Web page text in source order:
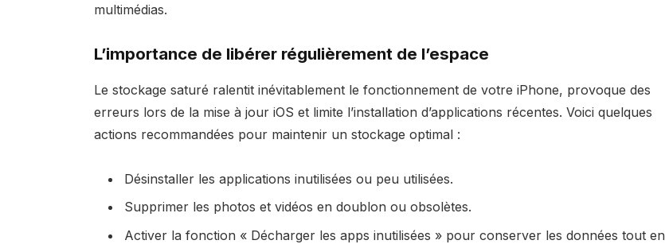
multimédias.
L’importance de libérer régulièrement de l’espace
Le stockage saturé ralentit inévitablement le fonctionnement de votre iPhone, provoque des
erreurs lors de la mise à jour iOS et limite l’installation d’applications récentes. Voici quelques
actions recommandées pour maintenir un stockage optimal :
Désinstaller les applications inutilisées ou peu utilisées.
Supprimer les photos et vidéos en doublon ou obsolètes.
Activer la fonction « Décharger les apps inutilisées » pour conserver les données tout en